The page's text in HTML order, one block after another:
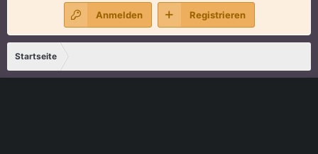
Anmelden Registrieren
Startseite